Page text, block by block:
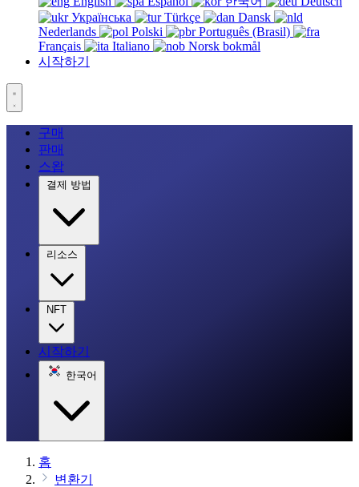
Українська
Türkçe
Dansk
Nederlands
Polski
Português (Brasil)
Français
Italiano
Norsk bokmål
시작하기
구매
판매
스왑
결제 방법
리소스
NFT
시작하기
한국어
홈
변환기